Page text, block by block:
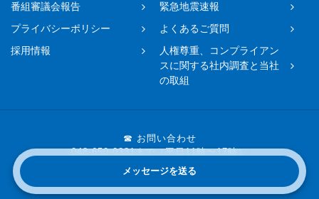
メッセージを送る
番組審議会報告
緊急地震速報
プライバシーポリシー
よくあるご質問
採用情報
人権尊重、コンプライアン
スに関する社内調査と当社
の取組
☎ お問い合わせ
048-650-0331まで（平日11時〜17時）
Copyright © 2019 FM NACK5 All rights reserved.